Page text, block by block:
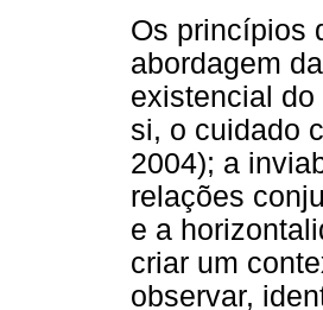
Os princípios
abordagem
existencial
si, o cuidado
2004); a
relações
e a
criar um
observar,